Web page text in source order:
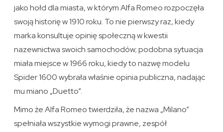
jako hołd dla miasta, w którym Alfa Romeo rozpoczęła
swoją historię w 1910 roku. To nie pierwszy raz, kiedy
marka konsultuje opinię społeczną w kwestii
nazewnictwa swoich samochodów; podobna sytuacja
miała miejsce w 1966 roku, kiedy to nazwę modelu
Spider 1600 wybrała właśnie opinia publiczna, nadając
mu miano „Duetto”.
Mimo że Alfa Romeo twierdziła, że nazwa „Milano”
spełniała wszystkie wymogi prawne, zespół